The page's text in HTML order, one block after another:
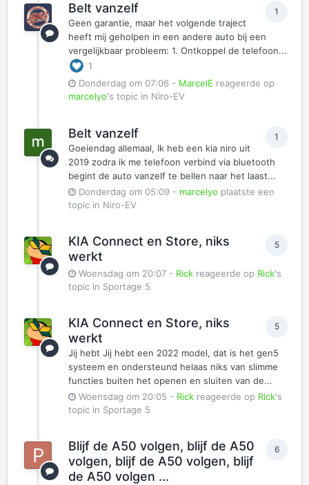
1
Belt vanzelf
Geen garantie, maar het volgende traject
heeft mij geholpen in een andere auto bij een
vergelijkbaar probleem: 1. Ontkoppel de telefoon...
1
Donderdag om 07:06 - MarcelE reageerde op
marcelyo's topic in Niro-EV
1
Belt vanzelf
Goeiendag allemaal, Ik heb een kia niro uit
2019 zodra ik me telefoon verbind via bluetooth
begint de auto vanzelf te bellen naar het laast...
Donderdag om 05:09 - marcelyo plaatste een
topic in Niro-EV
5
KIA Connect en Store, niks
werkt
Woensdag om 20:07 - Rick reageerde op Rick's
topic in Sportage 5
5
KIA Connect en Store, niks
werkt
Jij hebt Jij hebt een 2022 model, dat is het gen5
systeem en ondersteund helaas niks van slimme
functies buiten het openen en sluiten van de...
Woensdag om 20:05 - Rick reageerde op Rick's
topic in Sportage 5
6
Blijf de A50 volgen, blijf de A50
volgen, blijf de A50 volgen, blijf
de A50 volgen ...